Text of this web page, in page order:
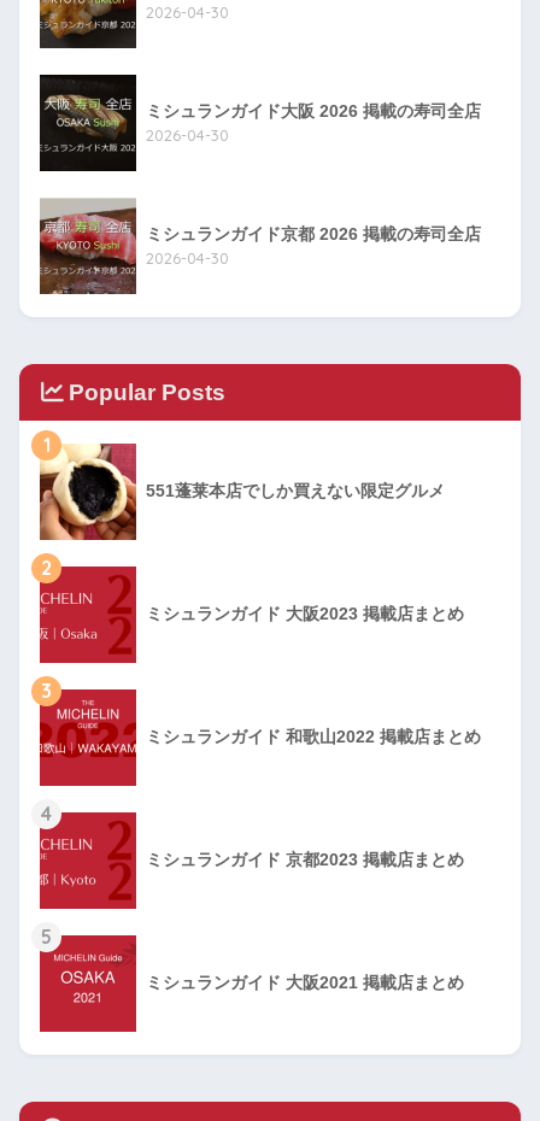
2026-04-30
ミシュランガイド大阪 2026 掲載の寿司全店
2026-04-30
ミシュランガイド京都 2026 掲載の寿司全店
2026-04-30
Popular Posts
1
551蓬莱本店でしか買えない限定グルメ
2
ミシュランガイド 大阪2023 掲載店まとめ
3
ミシュランガイド 和歌山2022 掲載店まとめ
4
ミシュランガイド 京都2023 掲載店まとめ
5
ミシュランガイド 大阪2021 掲載店まとめ